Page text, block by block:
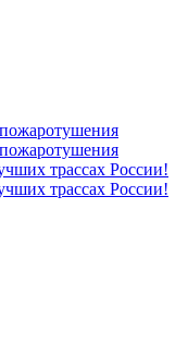
трассах России!
трассах России!